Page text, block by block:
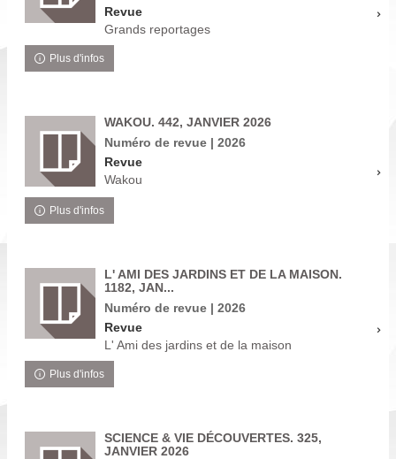
Revue
Grands reportages
Plus d'infos
WAKOU. 442, JANVIER 2026
Numéro de revue | 2026
Revue
Wakou
Plus d'infos
L' AMI DES JARDINS ET DE LA MAISON.
1182, JAN...
Numéro de revue | 2026
Revue
L' Ami des jardins et de la maison
Plus d'infos
SCIENCE & VIE DÉCOUVERTES. 325,
JANVIER 2026